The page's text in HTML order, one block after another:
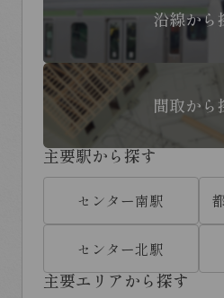
沿線から
間取から
主要駅から探す
センター南駅
センター北駅
主要エリアから探す